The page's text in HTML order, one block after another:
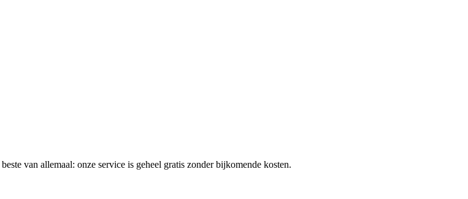
van allemaal: onze service is geheel gratis zonder bijkomende kosten.